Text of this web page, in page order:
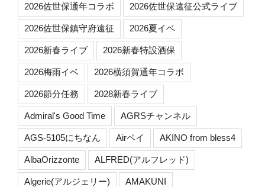
2026佐世保通年コラボ 2026佐世保遠征公式ライブ
2026佐世保鎮守府遠征 2026夏イベ
2026新春ライブ 2026新春特設酒保
2026梅雨イベ 2026横須賀通年コラボ
2026節分任務 2028新春ライブ
Admiral's Good Time AGRSチャンネル
AGS-5105にちなん Airペイ AKINO from bless4
AlbaOrizzonte ALFRED(アルフレッド)
Algerie(アルジェリー) AMAKUNI